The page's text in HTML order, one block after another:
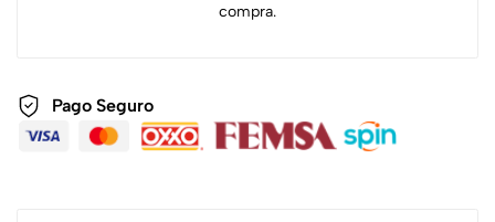
compra.
Pago Seguro